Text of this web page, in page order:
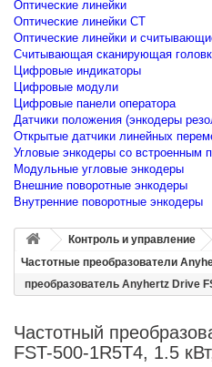
Оптические линейки
Оптические линейки CT
Оптические линейки и
Считывающая сканирующая
Цифровые индикаторы
Цифровые модули
Цифровые панели оператора
Датчики положения (энкодеры
Открытые датчики линейных
Угловые энкодеры со встроенным
Модульные угловые энкодеры
Внешние поворотные энкодеры
Внутренние поворотные энкодеры
Контроль и управление
Частотные преобразователи
преобразователь Anyhertz Drive
Частотный
FST-500-1R5T4, 1.5